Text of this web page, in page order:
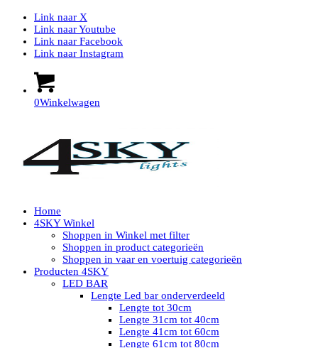
Link naar X
Link naar Youtube
Link naar Facebook
Link naar Instagram
0Winkelwagen
Home
4SKY Winkel
Shoppen in Winkel met filter
Shoppen in product categorieën
Shoppen in vaar en voertuig categorieën
Producten 4SKY
LED BAR
Lengte Led bar onderverdeeld
Lengte tot 30cm
Lengte 31cm tot 40cm
Lengte 41cm tot 60cm
Lengte 61cm tot 80cm